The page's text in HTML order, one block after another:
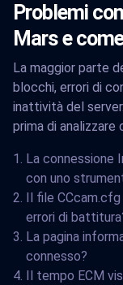
Problemi
Mars e
La maggior parte
blocchi, errori di
inattività del
prima di
La connessione
con uno
Il file
errori di
La pagina
connesso?
Il tempo ECM